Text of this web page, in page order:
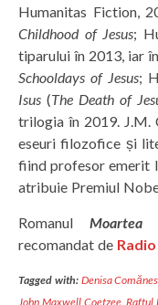
Humanitas Fiction,
Childhood of Jesus;
tiparului în 2013, iar
Schooldays of Jesus;
Isus(The Death of
trilogia în 2019. J.M.
eseuri filozofice și
fiind profesor emerit
atribuie Premiul
Romanul
recomandat de
Tagged with: Denisa
John Maxwell Coetzee,Raftul